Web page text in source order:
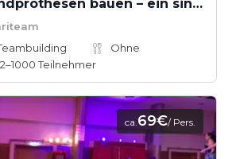
Handprothesen bauen – ein sinnvolles Teamevent voller Spaß
Ohne
Teilnehmer
ca.69€/ Pers.